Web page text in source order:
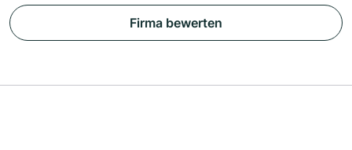
Firma bewerten